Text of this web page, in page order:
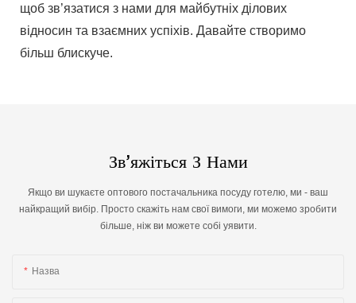
щоб зв’язатися з нами для майбутніх ділових
відносин та взаємних успіхів. Давайте створимо
більш блискуче.
Зв’яжіться З Нами
Якщо ви шукаєте оптового постачальника посуду готелю, ми - ваш
найкращий вибір. Просто скажіть нам свої вимоги, ми можемо зробити
більше, ніж ви можете собі уявити.
Назва